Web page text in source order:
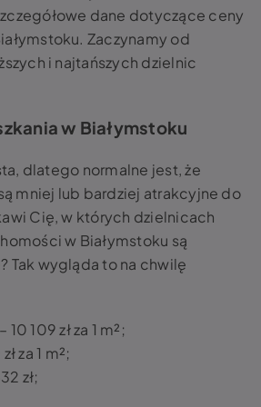
dane dotyczące ceny
Zaczynamy od
i najtańszych dzielnic
w Białymstoku
dlatego normalne jest, że
mniej lub bardziej atrakcyjne do
Cię, w których dzielnicach
w Białymstoku są
Tak wygląda to na chwilę
109 zł za 1 m²;
za 1 m²;
zł;